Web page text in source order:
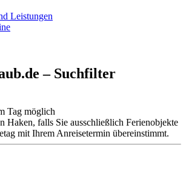
Leistungen
– Suchfilter
Tag möglich
Haken, falls Sie ausschließlich Ferienobjekte
mit Ihrem Anreisetermin übereinstimmt.